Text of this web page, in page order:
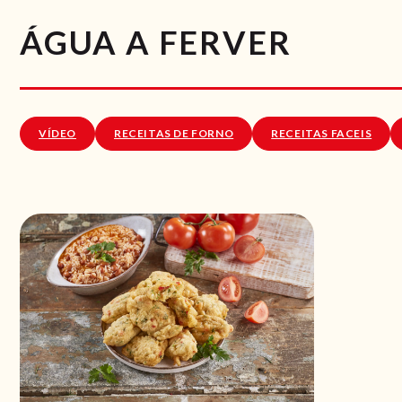
ÁGUA A FERVER
VÍDEO RECEITAS DE FORNO RECEITAS FACEIS